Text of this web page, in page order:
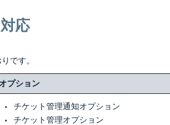
応
です。
プション
チケット管理通知オプション
チケット管理オプション